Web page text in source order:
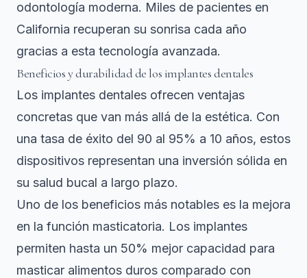
odontología moderna. Miles de pacientes en
California recuperan su sonrisa cada año
gracias a esta tecnología avanzada.
Beneficios y durabilidad de los implantes dentales
Los implantes dentales ofrecen ventajas
concretas que van más allá de la estética. Con
una tasa de éxito del 90 al 95% a 10 años, estos
dispositivos representan una inversión sólida en
su salud bucal a largo plazo.
Uno de los beneficios más notables es la mejora
en la función masticatoria. Los implantes
permiten hasta un 50% mejor capacidad para
masticar alimentos duros comparado con